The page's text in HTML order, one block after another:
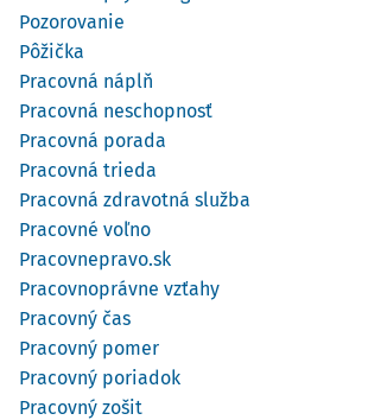
Pozorovanie
Pôžička
Pracovná náplň
Pracovná neschopnosť
Pracovná porada
Pracovná trieda
Pracovná zdravotná služba
Pracovné voľno
Pracovnepravo.sk
Pracovnoprávne vzťahy
Pracovný čas
Pracovný pomer
Pracovný poriadok
Pracovný zošit